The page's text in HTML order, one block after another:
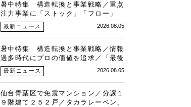
暑中特集 構造転換と事業戦略／重点
注力事業に「ストック」「フロー」
「マネジメント」／跡地開発の可能性
／総合デベトップ10目標に／自社ブ
ランド構築へ体制整備／日本郵政不動
産／池田 明社長に聞く
最新ニュース 2026.08.05
暑中特集 構造転換と事業戦略／情報
過多時代にプロの価値を追求／「最後
は人と人との繋がり」／湾岸・都心エ
リアの潮目を注視／“リパーク”次世代
展開／三井不動産リアルティ／児玉光
博社長に聞く
最新ニュース 2026.08.05
仙台青葉区で免震マンション／分譲１
９階建て２５２戸／タカラレーベン、